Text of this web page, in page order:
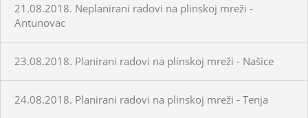
21.08.2018. Neplanirani radovi na plinskoj mreži -
Antunovac
23.08.2018. Planirani radovi na plinskoj mreži - Našice
24.08.2018. Planirani radovi na plinskoj mreži - Tenja